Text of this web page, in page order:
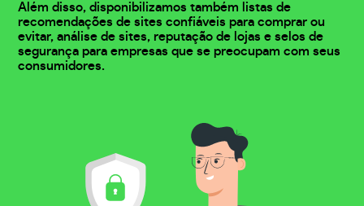
Além disso, disponibilizamos também listas de
recomendações de sites confiáveis para comprar ou
evitar, análise de sites, reputação de lojas e selos de
segurança para empresas que se preocupam com seus
consumidores.